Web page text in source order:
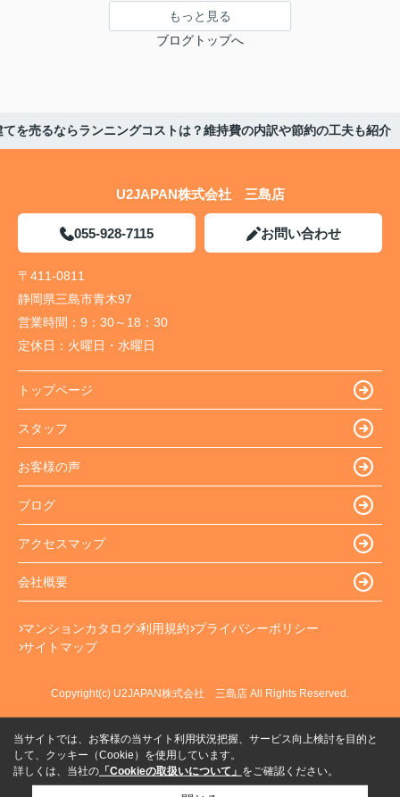
もっと見る
ブログトップへ
を売るならランニングコストは？維持費の内訳や節約の工夫も紹介
U2JAPAN株式会社 三島店
055-928-7115 お問い合わせ
〒411-0811
静岡県三島市青木97
営業時間： 9：30～18：30
定休日： 火曜日・水曜日
トップページ
スタッフ
お客様の声
ブログ
アクセスマップ
会社概要
マンションカタログ 利用規約 プライバシーポリシー
サイトマップ
Copyright(c) U2JAPAN株式会社 三島店 All Rights Reserved.
当サイトでは、お客様の当サイト利用状況把握、サービス向上検討を目的と
して、クッキー（Cookie）を使用しています。
詳しくは、当社の 「Cookieの取扱いについて」 をご確認ください。